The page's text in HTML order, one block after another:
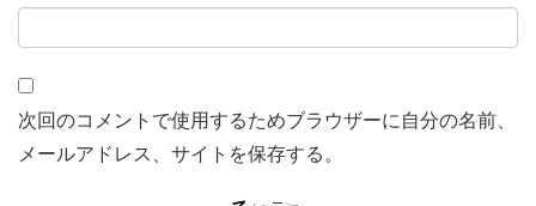
次回のコメントで使用するためブラウザーに自分の名前、
メールアドレス、サイトを保存する。